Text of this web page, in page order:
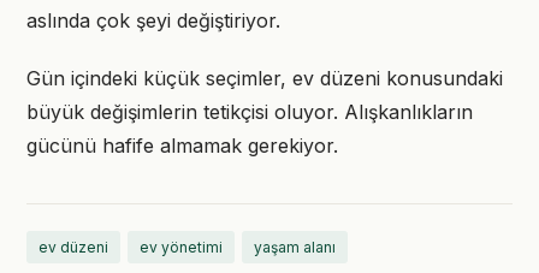
aslında çok şeyi değiştiriyor.
Gün içindeki küçük seçimler, ev düzeni konusundaki
büyük değişimlerin tetikçisi oluyor. Alışkanlıkların
gücünü hafife almamak gerekiyor.
ev düzeni ev yönetimi yaşam alanı